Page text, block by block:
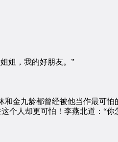
姐，我的好朋友。”
金九龄都曾经被他当作最可怕
个人却更可怕！李燕北道：“你